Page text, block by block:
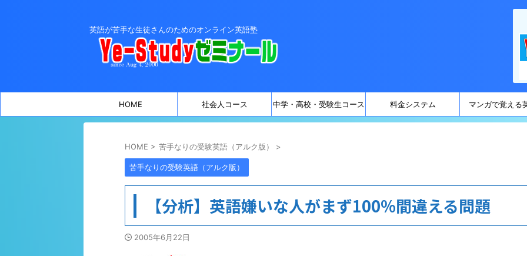
英語が苦手な生徒さんのためのオンライン英語塾
HOME 社会人コース 中学・高校・受験生コース 料金システム マンガで覚える
HOME > 苦手なりの受験英語（アルク版） >
苦手なりの受験英語（アルク版）
【分析】英語嫌いな人がまず100%間違える問題
2005年6月22日